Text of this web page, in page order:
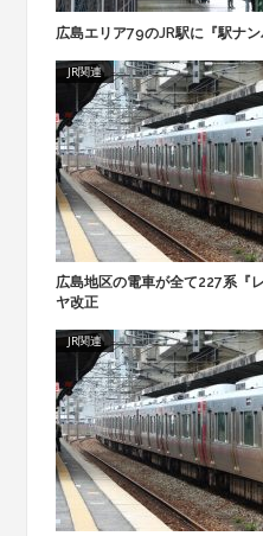
広島エリア79のJR駅に『駅ナ
JR関連
広島地区の電車が全て227系『
ヤ改正
JR関連